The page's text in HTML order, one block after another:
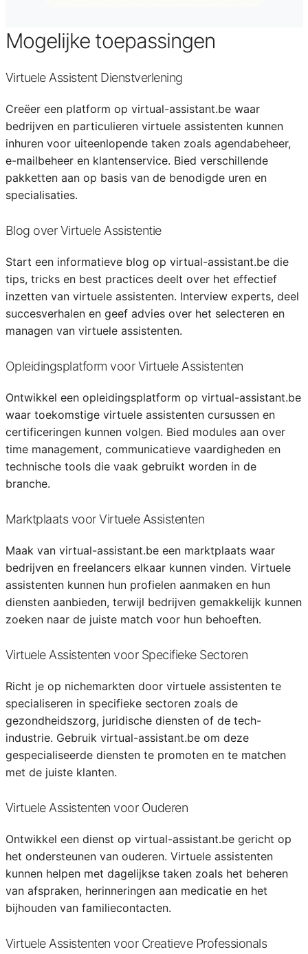
Mogelijke toepassingen
Virtuele Assistent Dienstverlening
Creëer een platform op virtual-assistant.be waar
bedrijven en particulieren virtuele assistenten kunnen
inhuren voor uiteenlopende taken zoals agendabeheer,
e-mailbeheer en klantenservice. Bied verschillende
pakketten aan op basis van de benodigde uren en
specialisaties.
Blog over Virtuele Assistentie
Start een informatieve blog op virtual-assistant.be die
tips, tricks en best practices deelt over het effectief
inzetten van virtuele assistenten. Interview experts, deel
succesverhalen en geef advies over het selecteren en
managen van virtuele assistenten.
Opleidingsplatform voor Virtuele Assistenten
Ontwikkel een opleidingsplatform op virtual-assistant.be
waar toekomstige virtuele assistenten cursussen en
certificeringen kunnen volgen. Bied modules aan over
time management, communicatieve vaardigheden en
technische tools die vaak gebruikt worden in de
branche.
Marktplaats voor Virtuele Assistenten
Maak van virtual-assistant.be een marktplaats waar
bedrijven en freelancers elkaar kunnen vinden. Virtuele
assistenten kunnen hun profielen aanmaken en hun
diensten aanbieden, terwijl bedrijven gemakkelijk kunnen
zoeken naar de juiste match voor hun behoeften.
Virtuele Assistenten voor Specifieke Sectoren
Richt je op nichemarkten door virtuele assistenten te
specialiseren in specifieke sectoren zoals de
gezondheidszorg, juridische diensten of de tech-
industrie. Gebruik virtual-assistant.be om deze
gespecialiseerde diensten te promoten en te matchen
met de juiste klanten.
Virtuele Assistenten voor Ouderen
Ontwikkel een dienst op virtual-assistant.be gericht op
het ondersteunen van ouderen. Virtuele assistenten
kunnen helpen met dagelijkse taken zoals het beheren
van afspraken, herinneringen aan medicatie en het
bijhouden van familiecontacten.
Virtuele Assistenten voor Creatieve Professionals